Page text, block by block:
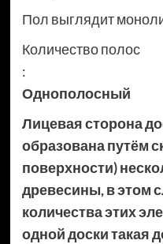
Пол выглядит
Количество полос
:
Однополосный
Лицевая сторона
образована путём
поверхности)
древесины, в этом
количества этих
одной доски такая